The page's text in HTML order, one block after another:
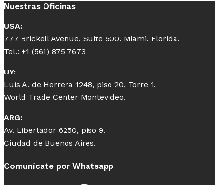
Nuestras Oficinas
USA:
777 Brickell Avenue, Suite 500. Miami. Florida.
Tel.: +1 (561) 875 7673
UY:
Luis A. de Herrera 1248, piso 20. Torre 1.
World Trade Center Montevideo.
ARG:
Av. Libertador 6250, piso 9.
Ciudad de Buenos Aires.
Comunícate por Whatsapp